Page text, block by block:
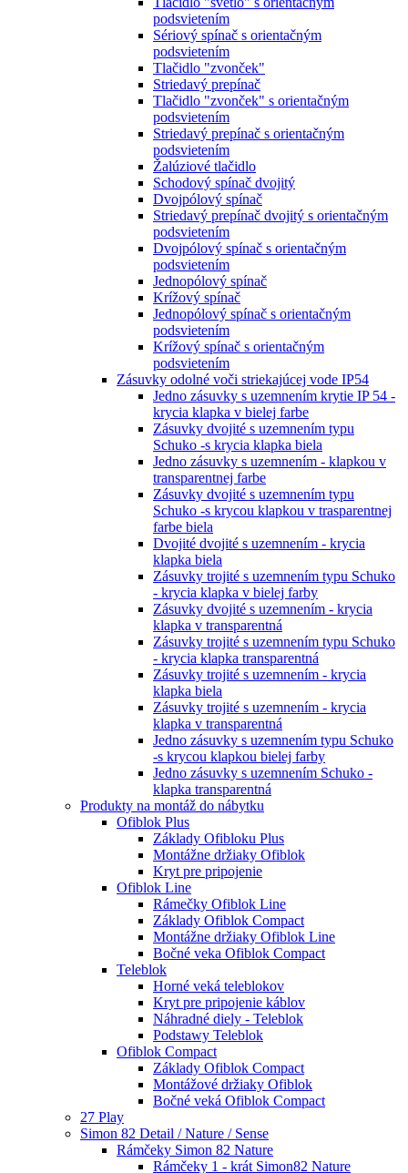
podsvietením
Sériový spínač s orientačným
podsvietením
Tlačidlo "zvonček"
Striedavý prepínač
Tlačidlo "zvonček" s orientačným
podsvietením
Striedavý prepínač s orientačným
podsvietením
Žalúziové tlačidlo
Schodový spínač dvojitý
Dvojpólový spínač
Striedavý prepínač dvojitý s orientačným
podsvietením
Dvojpólový spínač s orientačným
podsvietením
Jednopólový spínač
Krížový spínač
Jednopólový spínač s orientačným
podsvietením
Krížový spínač s orientačným
podsvietením
Zásuvky odolné voči striekajúcej vode IP54
Jedno zásuvky s uzemnením krytie IP 54 -
krycia klapka v bielej farbe
Zásuvky dvojité s uzemnením typu
Schuko -s krycia klapka biela
Jedno zásuvky s uzemnením - klapkou v
transparentnej farbe
Zásuvky dvojité s uzemnením typu
Schuko -s krycou klapkou v trasparentnej
farbe biela
Dvojité dvojité s uzemnením - krycia
klapka biela
Zásuvky trojité s uzemnením typu Schuko
- krycia klapka v bielej farby
Zásuvky dvojité s uzemnením - krycia
klapka v transparentná
Zásuvky trojité s uzemnením typu Schuko
- krycia klapka transparentná
Zásuvky trojité s uzemnením - krycia
klapka biela
Zásuvky trojité s uzemnením - krycia
klapka v transparentná
Jedno zásuvky s uzemnením typu Schuko
-s krycou klapkou bielej farby
Jedno zásuvky s uzemnením Schuko -
klapka transparentná
Produkty na montáž do nábytku
Ofiblok Plus
Základy Ofibloku Plus
Montážne držiaky Ofiblok
Kryt pre pripojenie
Ofiblok Line
Rámečky Ofiblok Line
Základy Ofiblok Compact
Montážne držiaky Ofiblok Line
Bočné veka Ofiblok Compact
Teleblok
Horné veká teleblokov
Kryt pre pripojenie káblov
Náhradné diely - Teleblok
Podstawy Teleblok
Ofiblok Compact
Základy Ofiblok Compact
Montážové držiaky Ofiblok
Bočné veká Ofiblok Compact
27 Play
Simon 82 Detail / Nature / Sense
Rámčeky Simon 82 Nature
Rámčeky 1 - krát Simon82 Nature